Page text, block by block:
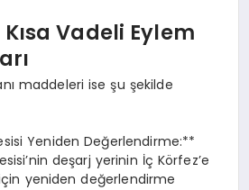
Vadeli Eylem
maddeleri ise şu şekilde
Yeniden Değerlendirme:**
deşarj yerinin İç Körfez’e
yeniden değerlendirme